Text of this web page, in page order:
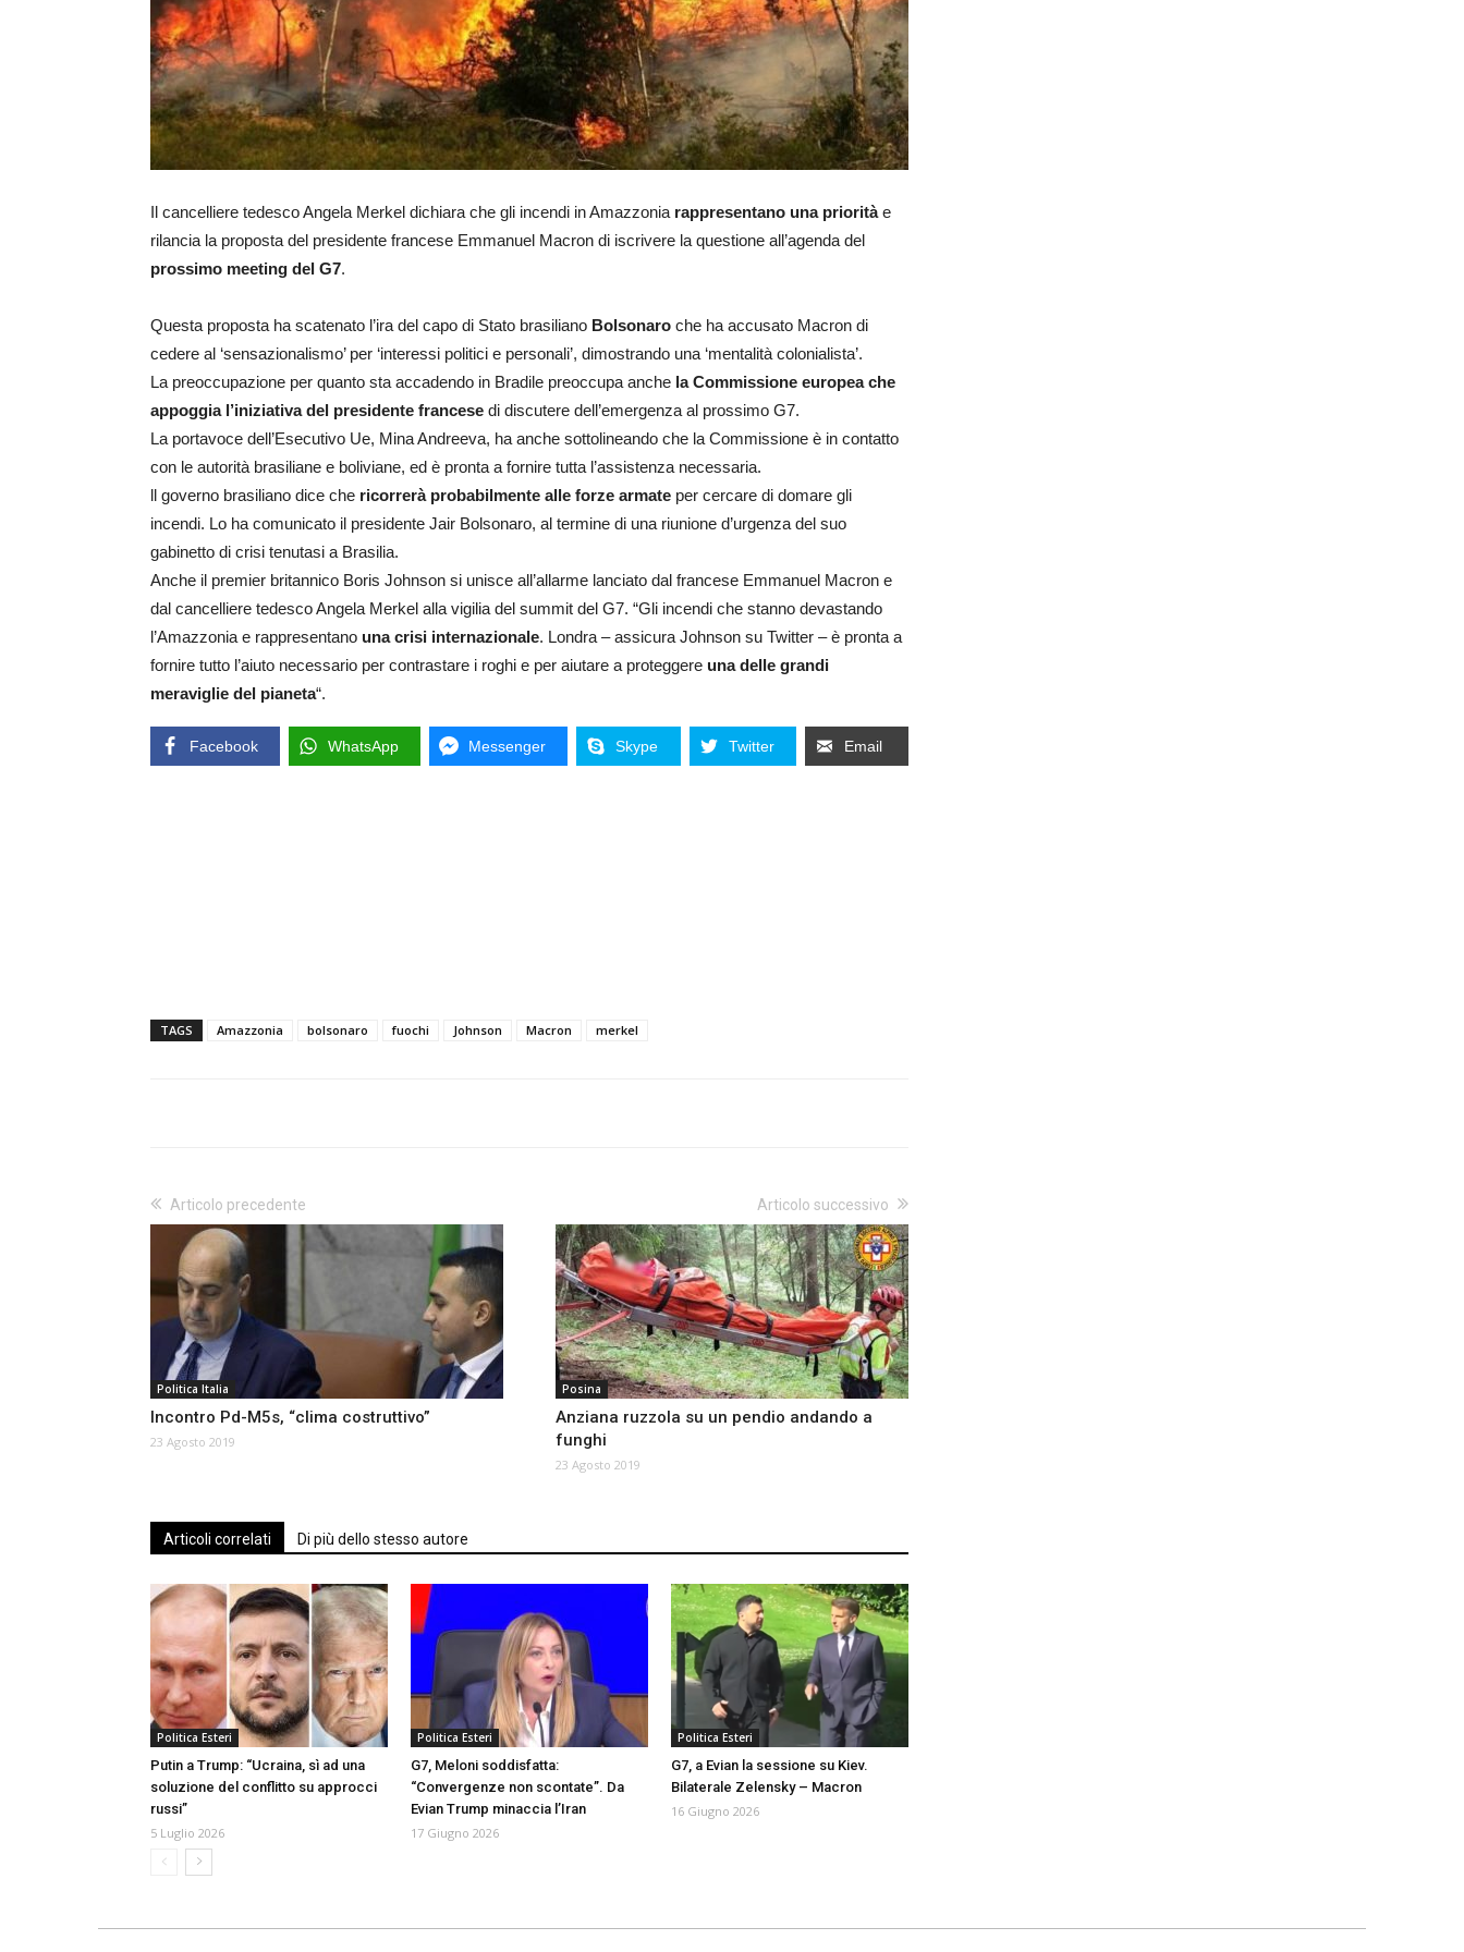
Il cancelliere tedesco Angela Merkel dichiara che gli incendi in Amazzonia rappresentano una prioritàe
rilancia la proposta del presidente francese Emmanuel Macron di iscrivere la questione all’agenda del
prossimo meeting del G7.
Questa proposta ha scatenato l’ira del capo di Stato brasiliano Bolsonaro che ha accusato Macron di
cedere al ‘sensazionalismo’ per ‘interessi politici e personali’, dimostrando una ‘mentalità colonialista’.
La preoccupazione per quanto sta accadendo in Bradile preoccupa anche la Commissione europea che
appoggia l’iniziativa del presidente francese di discutere dell’emergenza al prossimo G7.
La portavoce dell’Esecutivo Ue, Mina Andreeva, ha anche sottolineando che la Commissione è in contatto
con le autorità brasiliane e boliviane, ed è pronta a fornire tutta l’assistenza necessaria.
ll governo brasiliano dice che ricorrerà probabilmente alle forze armate per cercare di domare gli
incendi. Lo ha comunicato il presidente Jair Bolsonaro, al termine di una riunione d’urgenza del suo
gabinetto di crisi tenutasi a Brasilia.
Anche il premier britannico Boris Johnson si unisce all’allarme lanciato dal francese Emmanuel Macron e
dal cancelliere tedesco Angela Merkel alla vigilia del summit del G7. “Gli incendi che stanno devastando
l’Amazzonia e rappresentano una crisi internazionale. Londra – assicura Johnson su Twitter – è pronta a
fornire tutto l’aiuto necessario per contrastare i roghi e per aiutare a proteggere una delle grandi
meraviglie del pianeta“.
Facebook WhatsApp Messenger Skype Twitter Email
TAGS Amazzonia bolsonaro fuochi Johnson Macron merkel
Articolo precedente
Politica Italia
Incontro Pd-M5s, “clima costruttivo”
23 Agosto 2019
Articolo successivo
Posina
Anziana ruzzola su un pendio andando a
funghi
23 Agosto 2019
Articoli correlati Di più dello stesso autore
Politica Esteri
Putin a Trump: “Ucraina, sì ad una
soluzione del conflitto su approcci
russi”
5 Luglio 2026
Politica Esteri
G7, Meloni soddisfatta:
“Convergenze non scontate”. Da
Evian Trump minaccia l’Iran
17 Giugno 2026
Politica Esteri
G7, a Evian la sessione su Kiev.
Bilaterale Zelensky – Macron
16 Giugno 2026